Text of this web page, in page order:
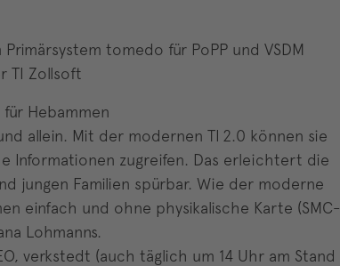
tomedo für PoPP und VSDM
TI Zollsoft
für Hebammen
allein. Mit der modernen TI 2.0 können sie
Informationen zugreifen. Das erleichtert die
jungen Familien spürbar. Wie der moderne
einfach und ohne physikalische Karte (SMC-
Lohmanns.
verkstedt (auch täglich um 14 Uhr am Stand